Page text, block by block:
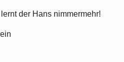
der Hans nimmermehr!